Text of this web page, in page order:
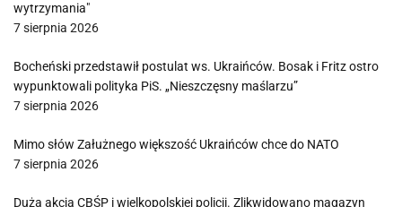
wytrzymania"
7 sierpnia 2026
Bocheński przedstawił postulat ws. Ukraińców. Bosak i Fritz ostro
wypunktowali polityka PiS. „Nieszczęsny maślarzu”
7 sierpnia 2026
Mimo słów Załużnego większość Ukraińców chce do NATO
7 sierpnia 2026
Duża akcja CBŚP i wielkopolskiej policji. Zlikwidowano magazyn